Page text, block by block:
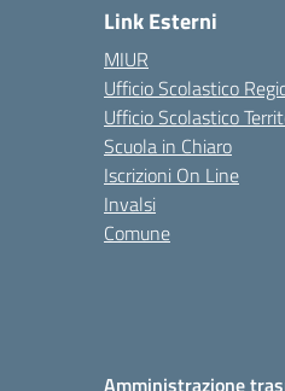
Link Esterni
MIUR
Ufficio Scolastico
Ufficio Scolastico
Scuola in Chiaro
Iscrizioni On Line
Invalsi
Comune
Amministrazione